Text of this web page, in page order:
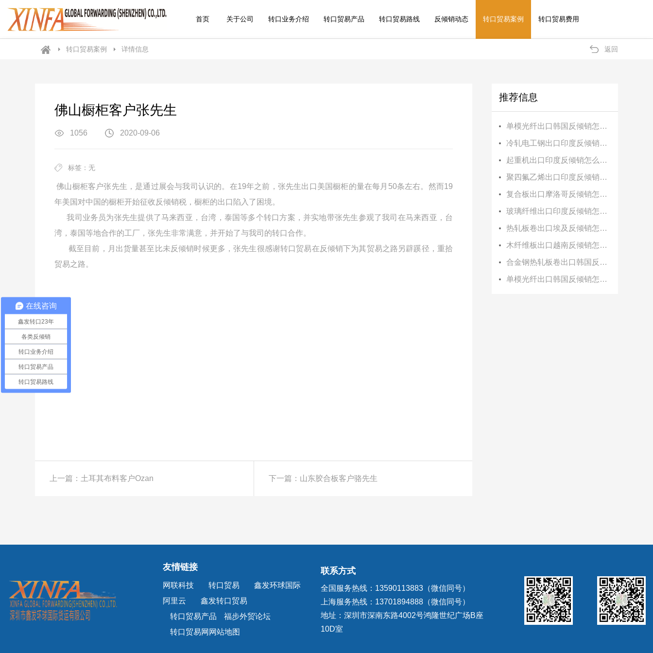
首页 关于公司 转口业务介绍 转口贸易产品 转口贸易路线 反倾销动态 转口贸易案例 转口贸易费用
转口贸易案例 详情信息 返回
佛山橱柜客户张先生
1056 2020-09-06
标签：无
佛山橱柜客户张先生，是通过展会与我司认识的。在19年之前，张先生出口美国橱柜的量在每月 50条左右。然而19
年美国对中国的橱柜开始征收反倾销税，橱柜的出口陷入了困境。
我司业务员为张先生提供了马来西亚，台湾，泰国等多个转口方案，并实地带张先生参观了我司在马来西亚，台
湾，泰国等地合作的工厂，张先生非常满意，并开始了与我司的转口合作。
截至目前，月出货量甚至比未反倾销时候更多，张先生很感谢转口贸易在反倾销下为其贸易之路另辟蹊径，重拾
贸易之路。
上一篇：土耳其布料客户Ozan 下一篇：山东胶合板客户骆先生
推荐信息
单模光纤出口韩国反倾销怎么办？
冷轧电工钢出口印度反倾销怎么办？
起重机出口印度反倾销怎么办？
聚四氟乙烯出口印度反倾销怎么办？
复合板出口摩洛哥反倾销怎么办？
玻璃纤维出口印度反倾销怎么办？
热轧板卷出口埃及反倾销怎么办？
木纤维板出口越南反倾销怎么办？
合金钢热轧板卷出口韩国反倾销怎么办？
单模光纤出口韩国反倾销怎么办？
友情链接
网联科技 转口贸易
鑫发环球国际
阿里云
鑫发转口贸易
转口贸易产品
福步外贸论坛
转口贸易网网站地图
联系方式
全国服务热线：13590113883（微信同号）
上海服务热线：13701894888（微信同号）
地址：深圳市深南东路4002号鸿隆世纪广场B座
10D室
在线咨询
鑫发转口23年
各类反倾销
转口业务介绍
转口贸易产品
转口贸易路线